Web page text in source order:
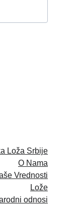
Loža Srbije
O Nama
Vrednosti
Lože
odnosi